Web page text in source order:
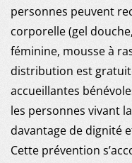
personnes peuvent
corporelle (gel
féminine, mousse à
distribution est
accueillantes
les personnes vivant
davantage de dignité
Cette prévention